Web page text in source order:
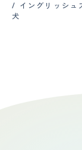
イングリッシュ
犬